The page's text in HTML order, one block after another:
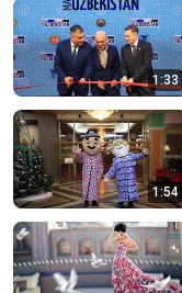
компаний,
качественной
сельского хозяйства,
алкогольно-табачной,
обувной, мебельной,
рамках деловой
адресных переговоров
тематических
презентации,
торгового
получили возможность
текстильной продукции
продуктов
Итогами бизнес-миссии в
поставку
электроники и бытовой
1:33
1:54